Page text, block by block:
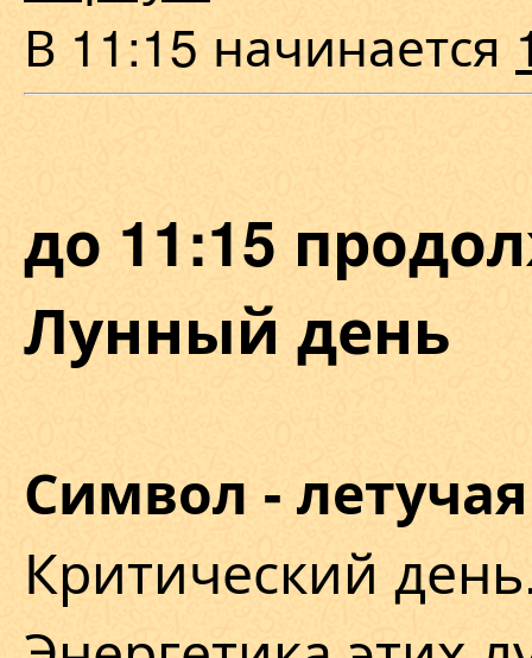
В 11:15 начинается
до 11:15
Лунный день
Символ -
Критический